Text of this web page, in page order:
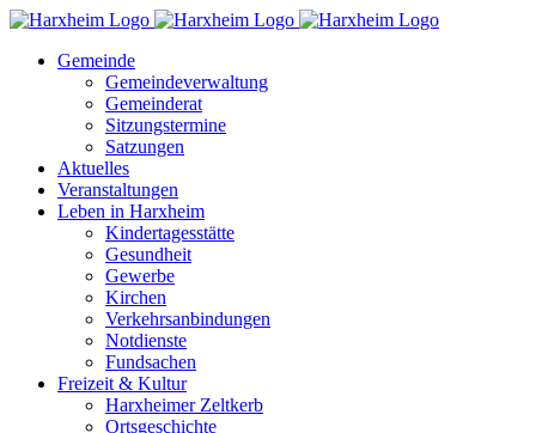
Zum
springenGemeinde
Gemeindeverwaltung
Gemeinderat
Sitzungstermine
Satzungen
Aktuelles
Veranstaltungen
Leben in Harxheim
Kindertagesstätte
Gesundheit
Gewerbe
Kirchen
Verkehrsanbindungen
Notdienste
Fundsachen
Freizeit & Kultur
Harxheimer Zeltkerb
Ortsgeschichte